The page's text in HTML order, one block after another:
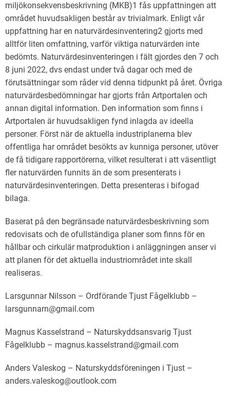
miljökonsekvensbeskrivning (MKB)1 fås uppfattningen att
området huvudsakligen består av trivialmark. Enligt vår
uppfattning har en naturvärdesinventering2 gjorts med
alltför liten omfattning, varför viktiga naturvärden inte
bedömts. Naturvärdesinventeringen i fält gjordes den 7 och
8 juni 2022, dvs endast under två dagar och med de
förutsättningar som råder vid denna tidpunkt på året. Övriga
naturvärdesbedömningar har gjorts från Artportalen och
annan digital information. Den information som finns i
Artportalen är huvudsakligen fynd inlagda av ideella
personer. Först när de aktuella industriplanerna blev
offentliga har området besökts av kunniga personer, utöver
de få tidigare rapportörerna, vilket resulterat i att väsentligt
fler naturvärden funnits än de som presenterats i
naturvärdesinventeringen. Detta presenteras i bifogad
bilaga.
Baserat på den begränsade naturvärdesbeskrivning som
redovisats och de ofullständiga planer som finns för en
hållbar och cirkulär matproduktion i anläggningen anser vi
att planen för det aktuella industriområdet inte skall
realiseras.
Larsgunnar Nilsson – Ordförande Tjust Fågelklubb –
larsgunnarn@gmail.com
Magnus Kasselstrand – Naturskyddsansvarig Tjust
Fågelklubb – magnus.kasselstrand@gmail.com
Anders Valeskog – Naturskyddsföreningen i Tjust –
anders.valeskog@outlook.com